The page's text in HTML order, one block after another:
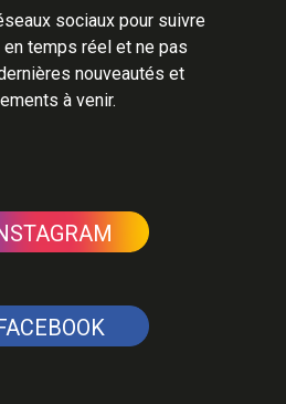
sociaux pour suivre
temps réel et ne pas
nouveautés et
à venir.